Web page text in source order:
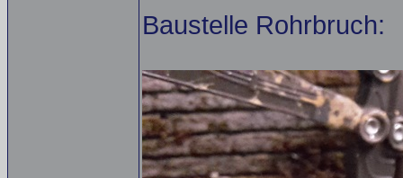
Baustelle Rohrbruch: